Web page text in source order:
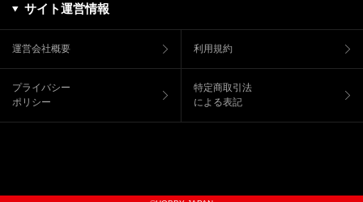
サイト運営情報
運営会社概要 利用規約
プライバシー
ポリシー
特定商取引法
による表記